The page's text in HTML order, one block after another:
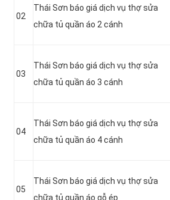
02
Thái Sơn báo giá dịch vụ thợ sửa
chữa tủ quần áo 2 cánh
03
Thái Sơn báo giá dịch vụ thợ sửa
chữa tủ quần áo 3 cánh
04
Thái Sơn báo giá dịch vụ thợ sửa
chữa tủ quần áo 4 cánh
05
Thái Sơn báo giá dịch vụ thợ sửa
chữa tủ quần áo gỗ ép